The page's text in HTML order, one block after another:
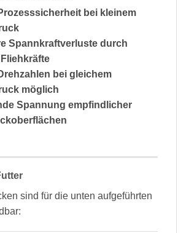
bei kleinem
Spannkraftverluste durch
bei gleichem
möglich
Spannung empfindlicher
sind für die unten aufgeführten